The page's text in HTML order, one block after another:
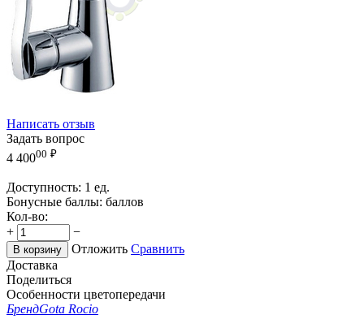
Написать отзыв
Задать вопрос
4 40000 ₽
Доступность: 1 ед.
Бонусные баллы: баллов
Кол-во:
+
−
В корзину Отложить Сравнить
Доставка
Поделиться
Особенности цветопередачи
БрендGota Rocio